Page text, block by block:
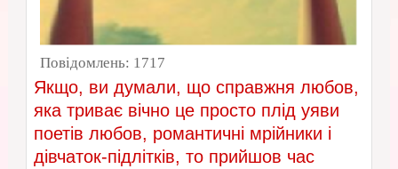
Повідомлень: 1717
Якщо, ви думали, що справжня любов,
яка триває вічно це просто плід уяви
поетів любов, романтичні мрійники і
дівчаток-підлітків, то прийшов час